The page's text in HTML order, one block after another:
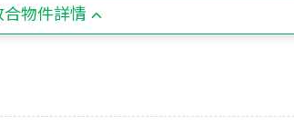
合物件詳情